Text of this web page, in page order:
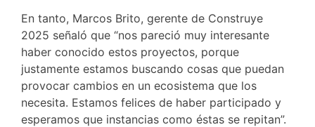
En tanto, Marcos Brito, gerente de Construye
2025 señaló que “nos pareció muy interesante
haber conocido estos proyectos, porque
justamente estamos buscando cosas que puedan
provocar cambios en un ecosistema que los
necesita. Estamos felices de haber participado y
esperamos que instancias como éstas se repitan”.